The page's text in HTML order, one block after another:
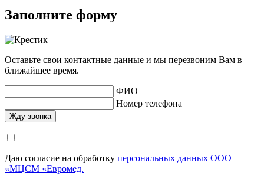
Заполните форму
Оставьте свои контактные данные и мы перезвоним Вам в
ближайшее время.
ФИО
Номер телефона
Даю согласие на обработку персональных данных ООО
«МЦСМ «Евромед.